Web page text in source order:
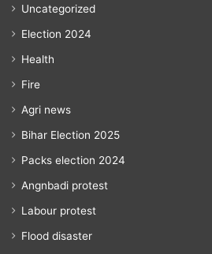
Uncategorized
Election 2024
Health
Fire
Agri news
Bihar Election 2025
Packs election 2024
Angnbadi protest
Labour protest
Flood disaster